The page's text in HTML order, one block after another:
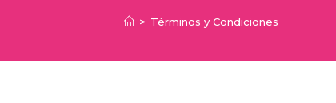
> Términos y Condiciones